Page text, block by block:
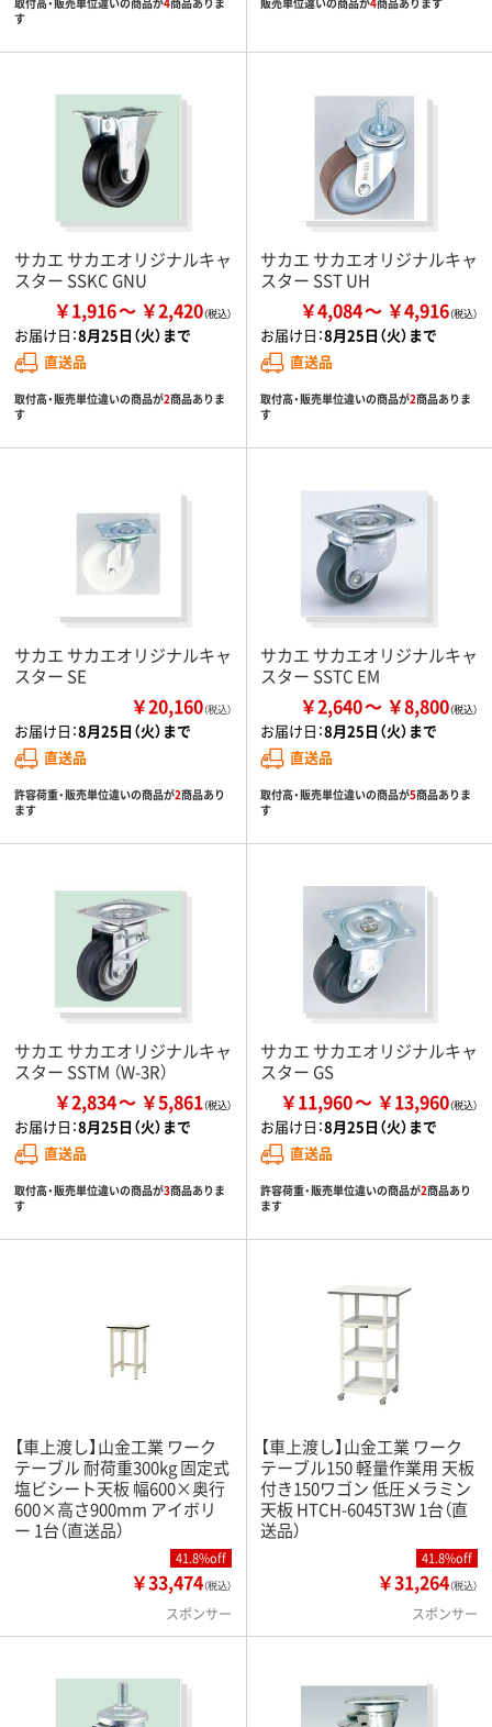
す
サカエ サカエオリジナルキャ
スター SSKC GNU
￥1,916 ￥2,420
お届け日：8月25日（火）まで
直送品
取付高・販売単位違いの商品が2商品ありま
す
サカエ サカエオリジナルキャ
スター SST UH
￥4,084 ￥4,916
お届け日：8月25日（火）まで
直送品
取付高・販売単位違いの商品が2商品ありま
す
サカエ サカエオリジナルキャ
スター SE
￥20,160（税込）
お届け日：8月25日（火）まで
直送品
許容荷重・販売単位違いの商品が2商品あり
ます
サカエ サカエオリジナルキャ
スター SSTC EM
￥2,640 ￥8,800
お届け日：8月25日（火）まで
直送品
取付高・販売単位違いの商品が5商品ありま
す
サカエ サカエオリジナルキャ
スター SSTM （W-3R）
￥2,834 ￥5,861
お届け日：8月25日（火）まで
直送品
取付高・販売単位違いの商品が3商品ありま
す
サカエ サカエオリジナルキャ
スター GS
￥11,960 ￥13,960
お届け日：8月25日（火）まで
直送品
許容荷重・販売単位違いの商品が2商品あり
ます
【車上渡し】山金工業 ワーク
テーブル 耐荷重300kg 固定式
塩ビシート天板 幅600×奥行
600×高さ900mm アイボリ
ー 1台（直送品）
41.8%off
￥33,474（税込）
スポンサー
【車上渡し】山金工業 ワーク
テーブル150 軽量作業用 天板
付き150ワゴン 低圧メラミン
天板 HTCH-6045T3W 1台（直
送品）
41.8%off
￥31,264（税込）
スポンサー